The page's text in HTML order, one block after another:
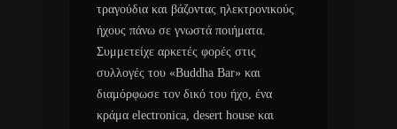
τραγούδια και βάζοντας ηλεκτρονικούς
ήχους πάνω σε γνωστά ποιήματα.
Συμμετείχε αρκετές φορές στις
συλλογές του «Buddha Bar» και
διαμόρφωσε τον δικό του ήχο, ένα
κράμα electronica, desert house και